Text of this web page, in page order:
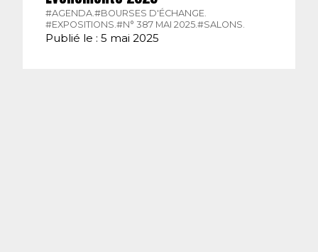
#AGENDA. #BOURSES D'ÉCHANGE.
#EXPOSITIONS. #N° 387 MAI 2025. #SALONS.
Publié le : 5 mai 2025